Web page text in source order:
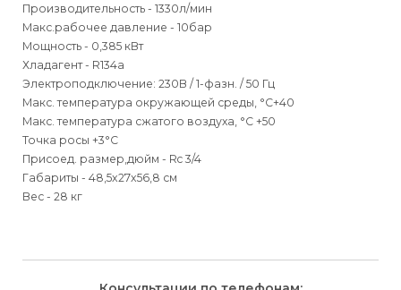
Производительность - 1330л/мин
Макс.рабочее давление - 10бар
Мощность - 0,385 кВт
Хладагент - R134a
Электроподключение: 230В / 1-фазн. / 50 Гц
Макс. температура окружающей среды, °С+40
Макс. температура сжатого воздуха, °С +50
Точка росы +3°С
Присоед. размер,дюйм - Rc 3/4
Габариты - 48,5x27x56,8 см
Вес - 28 кг
лиц
Способыдоставки
лиц